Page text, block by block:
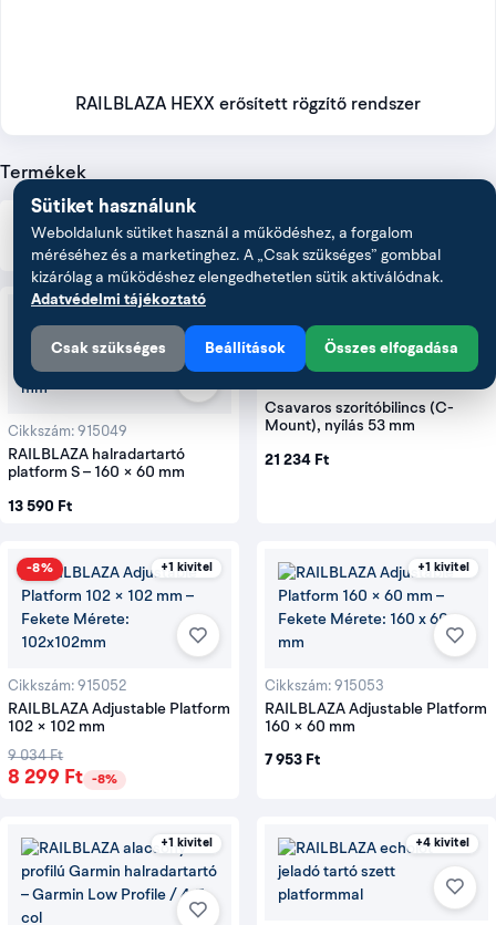
RAILBLAZA HEXX erősített rögzítő rendszer
Termékek
Rendezés: Alapértelmezett
Cikkszám: 915049
RAILBLAZA halradartartó
platform S – 160 × 60 mm
13 590 Ft
Csavaros szorítóbilincs (C-
Mount), nyílás 53 mm
21 234 Ft
-8% +1 kivitel
Cikkszám: 915052
RAILBLAZA Adjustable Platform
102 × 102 mm
9 034 Ft
8 299 Ft -8%
+1 kivitel
Cikkszám: 915053
RAILBLAZA Adjustable Platform
160 × 60 mm
7 953 Ft
+1 kivitel +4 kivitel
Sütiket használunk
Weboldalunk sütiket használ a működéshez, a forgalom
méréséhez és a marketinghez. A „Csak szükséges” gombbal
kizárólag a működéshez elengedhetetlen sütik aktiválódnak.
Adatvédelmi tájékoztató
Csak szükséges Beállítások Összes elfogadása